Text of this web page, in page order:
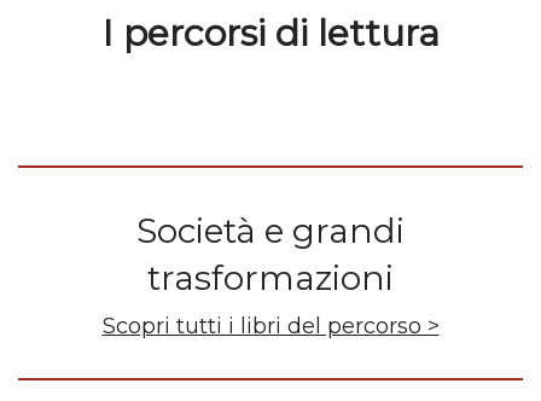
I percorsi di lettura
Società e grandi
trasformazioni
Scopri tutti i libri del percorso >